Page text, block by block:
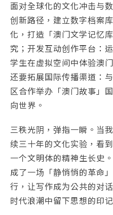
面对全球化的文化冲击与
创新路径，建立数字档案
化，打造「澳门文学记忆
究；开发互动创作平台：
学生在虚拟空间中体验澳
还要拓展国际传播渠道：
区合作举办「澳门故事」
向世界。
三秩光阴，弹指一瞬。当
续三十年的文化实验，看
一个文明体的精神生长史
成了一场「静悄悄的革命
行，让写作成为公共的对
时代浪潮中留下思想的印记